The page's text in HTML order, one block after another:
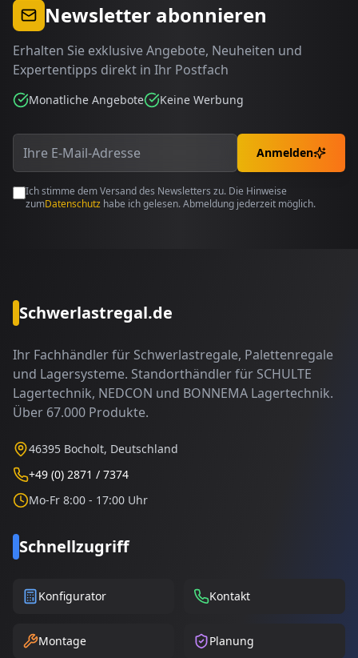
Newsletter abonnieren
Erhalten Sie exklusive Angebote, Neuheiten und
Expertentipps direkt in Ihr Postfach
Monatliche Angebote Keine Werbung
Anmelden
Ich stimme dem Versand des Newsletters zu. Die Hinweise
zumDatenschutz habe ich gelesen. Abmeldung jederzeit möglich.
Schwerlastregal.de
Ihr Fachhändler für Schwerlastregale, Palettenregale
und Lagersysteme. Standorthändler für SCHULTE
Lagertechnik, NEDCON und BONNEMA Lagertechnik.
Über 67.000 Produkte.
46395 Bocholt, Deutschland
+49 (0) 2871 / 7374
Mo-Fr 8:00 - 17:00 Uhr
Schnellzugriff
Konfigurator Kontakt
Montage Planung